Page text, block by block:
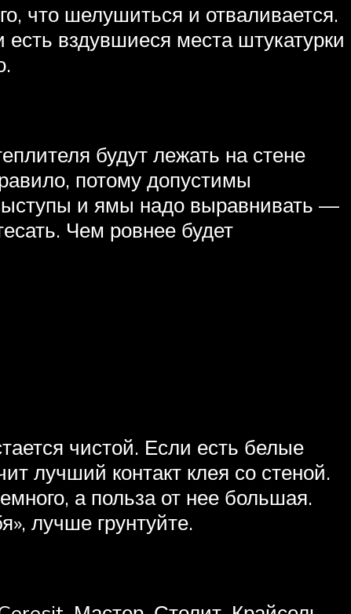
что шелушиться и отваливается.
вздувшиеся места штукатурки
будут лежать на стене
потому допустимы
и ямы надо выравнивать —
Чем ровнее будет
чистой. Если есть белые
лучший контакт клея со стеной.
а польза от нее большая.
лучше грунтуйте.